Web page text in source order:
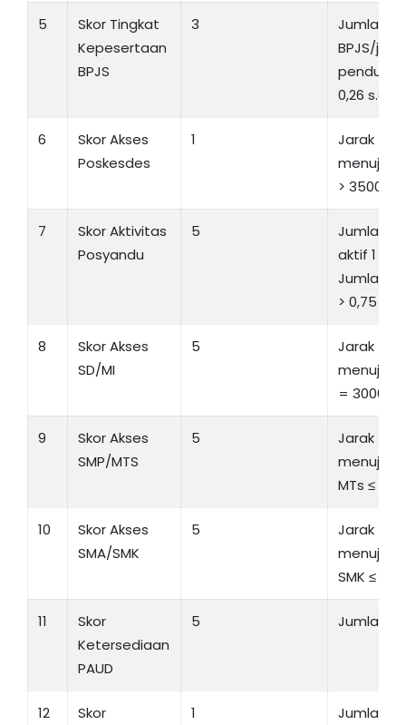
5
Skor Tingkat
Kepesertaan
BPJS
3
Jumlah
BPJS/
0,26 s.d
6
Skor Akses
Poskesdes
1
Jarak
menuju
> 3500
7
Skor Aktivitas
Posyandu
5
Jumlah
aktif 1
Jumlah
> 0,75
8
Skor Akses
SD/MI
5
Jarak
menuju
= 3000
9
Skor Akses
SMP/MTS
5
Jarak
menuju
MTs ≤
10
Skor Akses
SMA/SMK
5
Jarak
menuju
SMK ≤
11
Skor
Ketersediaan
PAUD
5 Jumlah
12
Skor
1
Jumlah